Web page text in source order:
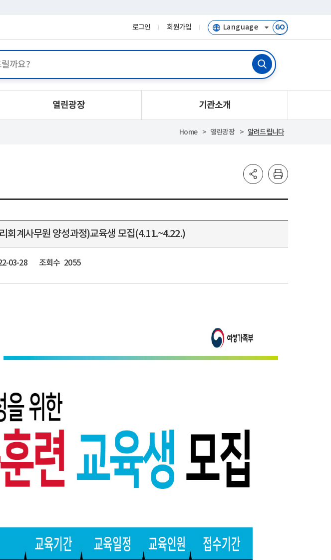
로그인 회원가입 GO
열린광장 기관소개
Home 열린광장 알려드립니다
회계사무원 양성과정)교육생 모집(4.11.~4.22.)
03-28 조회수 2055